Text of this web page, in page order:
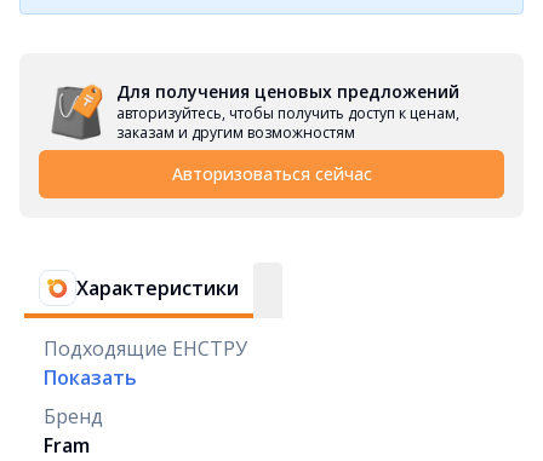
Для получения ценовых предложений
авторизуйтесь, чтобы получить доступ к ценам,
заказам и другим возможностям
Авторизоваться сейчас
Характеристики
Подходящие ЕНСТРУ
Показать
Бренд
Fram